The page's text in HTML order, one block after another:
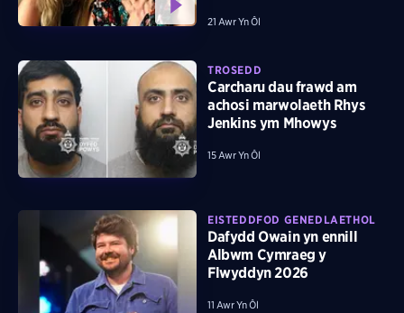
21 Awr Yn Ôl
TROSEDD
Carcharu dau frawd am
achosi marwolaeth Rhys
Jenkins ym Mhowys
15 Awr Yn Ôl
EISTEDDFOD GENEDLAETHOL
Dafydd Owain yn ennill
Albwm Cymraeg y
Flwyddyn 2026
11 Awr Yn Ôl